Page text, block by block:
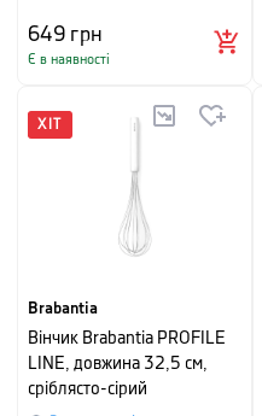
649грн
Є в наявності
ХІТ
Brabantia
Вінчик Brabantia PROFILE
LINE, довжина 32,5 см,
сріблясто-сірий